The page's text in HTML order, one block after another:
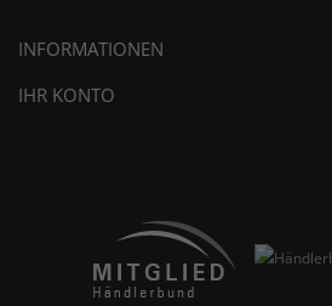
INFORMATIONEN
IHR KONTO